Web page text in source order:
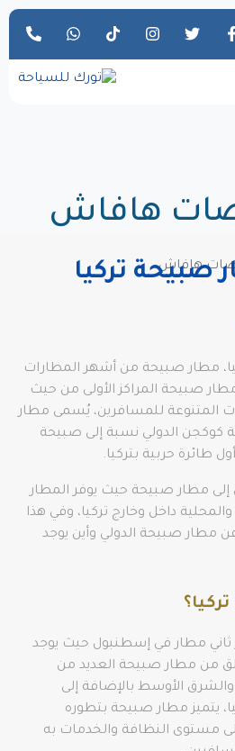
هافاش
صبيحة تركيا
مطار صبيحة من أشهر المطارات
صبيحة المراكز الأولى من حيث
المتنوعة للمسافرين، يُسمى مطار
كوكجن الدولي نسبة إلى صبيحة
طائرة حربية بتركيا.
إلى مطار صبيحة حيث يوفر المطار
داخل وخارج تركيا، وفي هذا
مطار صبيحة الدولي وأين يوجد
ثاني مطار في إسطنبول حيث يوجد
من مطار صبيحة العديد من
والشرق الأوسط بالإضافة إلى
يتميز مطار صبيحة بتطوره
إلى مستوى النظافة والخدمات به